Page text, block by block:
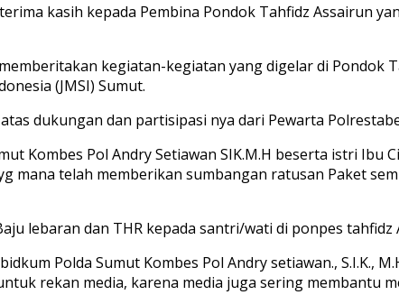
kasih kepada Pembina Pondok Tahfidz Assairun
kegiatan-kegiatan yang digelar di Pondok
(JMSI) Sumut.
dukungan dan partisipasi nya dari Pewarta
Kombes Pol Andry Setiawan SIK.M.H beserta istri Ibu
mana telah memberikan sumbangan ratusan Paket
lebaran dan THR kepada santri/wati di ponpes
Polda Sumut Kombes Pol Andry setiawan., S.I.K.,
rekan media, karena media juga sering membantu